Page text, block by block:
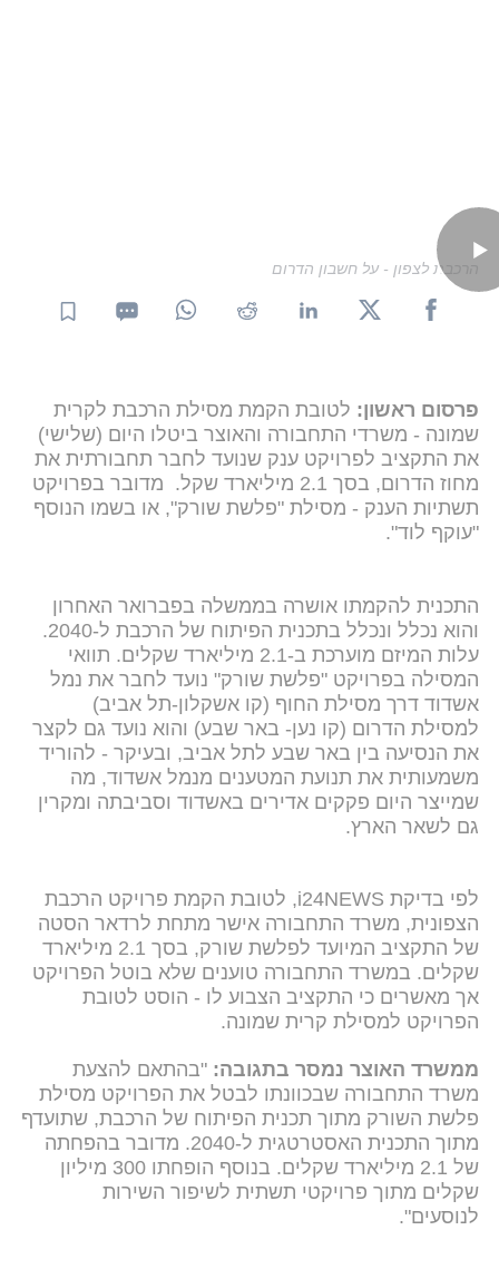
הרכבת לצפון - על חשבון הדרום
פרסום ראשון: לטובת הקמת מסילת הרכבת לקרית
שמונה - משרדי התחבורה והאוצר ביטלו היום (שלישי)
את התקציב לפרויקט ענק שנועד לחבר תחבורתית את
מחוז הדרום, בסך 2.1 מיליארד שקל. מדובר בפרויקט
תשתיות הענק - מסילת "פלשת שורק", או בשמו הנוסף
"עוקף לוד".
התכנית להקמתו אושרה בממשלה בפברואר האחרון
והוא נכלל ונכלל בתכנית הפיתוח של הרכבת ל-2040.
עלות המיזם מוערכת ב-2.1 מיליארד שקלים. תוואי
המסילה בפרויקט "פלשת שורק" נועד לחבר את נמל
אשדוד דרך מסילת החוף (קו אשקלון-תל אביב)
למסילת הדרום (קו נען- באר שבע) והוא נועד גם לקצר
את הנסיעה בין באר שבע לתל אביב, ובעיקר - להוריד
משמעותית את תנועת המטענים מנמל אשדוד, מה
שמייצר היום פקקים אדירים באשדוד וסביבתה ומקרין
גם לשאר הארץ.
לפי בדיקת i24NEWS, לטובת הקמת פרויקט הרכבת
הצפונית, משרד התחבורה אישר מתחת לרדאר הסטה
של התקציב המיועד לפלשת שורק, בסך 2.1 מיליארד
שקלים. במשרד התחבורה טוענים שלא בוטל הפרויקט
אך מאשרים כי התקציב הצבוע לו - הוסט לטובת
הפרויקט למסילת קרית שמונה.
ממשרד האוצר נמסר בתגובה: "בהתאם להצעת
משרד התחבורה שבכוונתו לבטל את הפרויקט מסילת
פלשת השורק מתוך תכנית הפיתוח של הרכבת, שתועדף
מתוך התכנית האסטרטגית ל-2040. מדובר בהפחתה
של 2.1 מיליארד שקלים. בנוסף הופחתו 300 מיליון
שקלים מתוך פרויקטי תשתית לשיפור השירות
לנוסעים".